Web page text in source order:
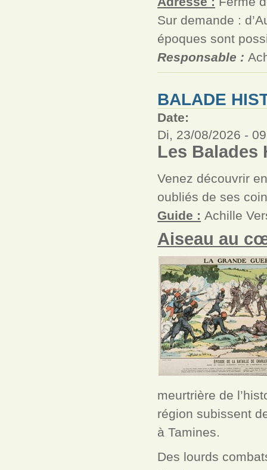
Sur demande :
époques sont
Responsable :
BALADE
Date:
Di, 23/08/2026 -
Les
Venez découvrir
oubliés de ses
Guide : Achille
Aiseau au
meurtrière de
région subissent
à Tamines.
Des lourds